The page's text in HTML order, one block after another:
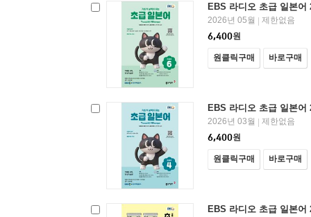
EBS 라디오 초급 일본어
2026년 05월
제한없음
6,400원
원클릭구매 바로구매
EBS 라디오 초급 일본어
2026년 03월
제한없음
6,400원
원클릭구매 바로구매
EBS 라디오 초급 일본어